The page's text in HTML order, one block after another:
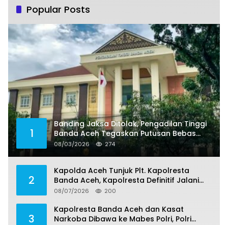
Popular Posts
1
Banding Jaksa Ditolak, Pengadilan Tinggi
Banda Aceh Tegaskan Putusan Bebas
Dua Terdakwa Korupsi Tak Bisa Diajukan
Banding
08/03/2026 274
2
Kapolda Aceh Tunjuk Plt. Kapolresta
Banda Aceh, Kapolresta Definitif Jalani
Pemeriksaan di Mabes Polri
08/07/2026 200
3
Kapolresta Banda Aceh dan Kasat
Narkoba Dibawa ke Mabes Polri, Polri